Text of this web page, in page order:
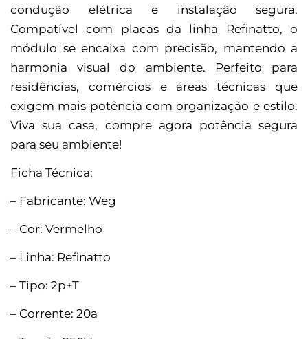
condução elétrica e instalação segura.
Compatível com placas da linha Refinatto, o
módulo se encaixa com precisão, mantendo a
harmonia visual do ambiente. Perfeito para
residências, comércios e áreas técnicas que
exigem mais potência com organização e estilo.
Viva sua casa, compre agora potência segura
para seu ambiente!
Ficha Técnica:
– Fabricante: Weg
– Cor: Vermelho
– Linha: Refinatto
– Tipo: 2p+T
– Corrente: 20a